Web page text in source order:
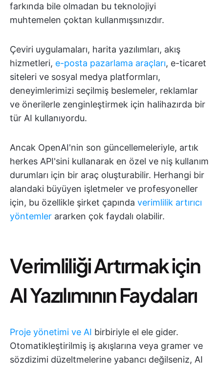
farkında bile olmadan bu teknolojiyi
muhtemelen çoktan kullanmışsınızdır.
Çeviri uygulamaları, harita yazılımları, akış
hizmetleri, e-posta pazarlama araçları, e-ticaret
siteleri ve sosyal medya platformları,
deneyimlerimizi seçilmiş beslemeler, reklamlar
ve önerilerle zenginleştirmek için halihazırda bir
tür AI kullanıyordu.
Ancak OpenAI'nin son güncellemeleriyle, artık
herkes API'sini kullanarak en özel ve niş kullanım
durumları için bir araç oluşturabilir. Herhangi bir
alandaki büyüyen işletmeler ve profesyoneller
için, bu özellikle şirket çapında verimlilik artırıcı
yöntemler ararken çok faydalı olabilir.
Verimliliği Artırmak için
AI Yazılımının Faydaları
Proje yönetimi ve AI birbiriyle el ele gider.
Otomatikleştirilmiş iş akışlarına veya gramer ve
sözdizimi düzeltmelerine yabancı değilseniz, AI